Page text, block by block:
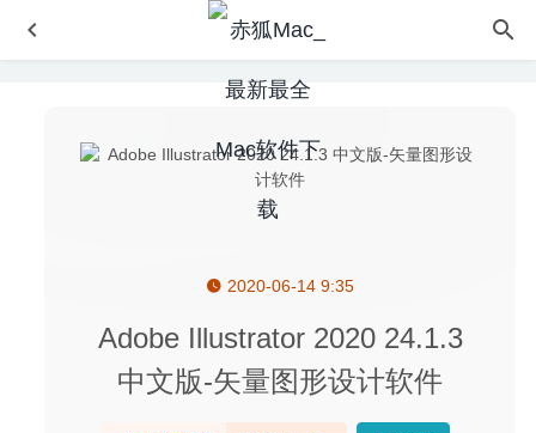
2020-06-14 9:35
Adobe Illustrator 2020 24.1.3
中文版-矢量图形设计软件
FonePaw Video Converter Ultimate 10.9.0 中文版-视频格
Network & Battery 13.1.0 中文版-实时网速显示及电池健康
2023-07-22
4K Video Downloader 4.12.4 中文版-YouTube、Vimeo视